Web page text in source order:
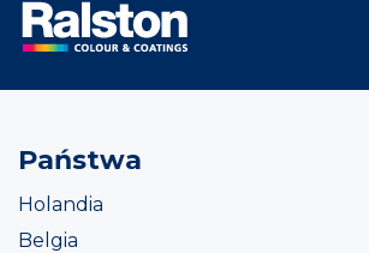
Państwa
Holandia
Belgia